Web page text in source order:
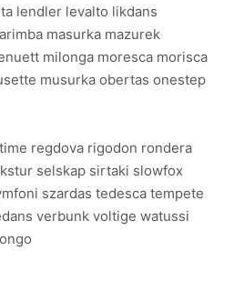
lendler levalto likdans
masurka mazurek
milonga moresca morisca
musurka obertas onestep
regdova rigodon rondera
selskap sirtaki slowfox
szardas tedesca tempete
verbunk voltige watussi